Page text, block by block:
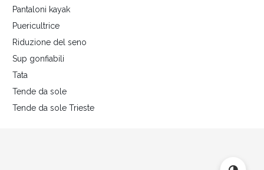
Pantaloni kayak
Puericultrice
Riduzione del seno
Sup gonfiabili
Tata
Tende da sole
Tende da sole Trieste